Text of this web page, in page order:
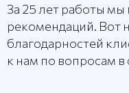
За 25 лет работы
рекомендаций. Вот
благодарностей
к нам по вопросам